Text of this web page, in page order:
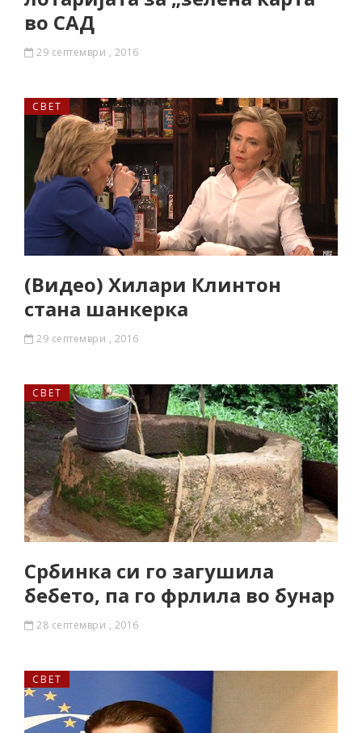
во САД
29 септември , 2016
СВЕТ
(Видео) Хилари Клинтон
стана шанкерка
29 септември , 2016
СВЕТ
Србинка си го загушила
бебето, па го фрлила во бунар
28 септември , 2016
СВЕТ